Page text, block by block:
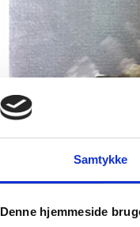
Samtykke
Denne hjemmeside